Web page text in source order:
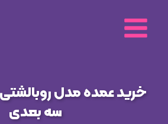
محتوا
خرید عمده مدل
سه بعدی